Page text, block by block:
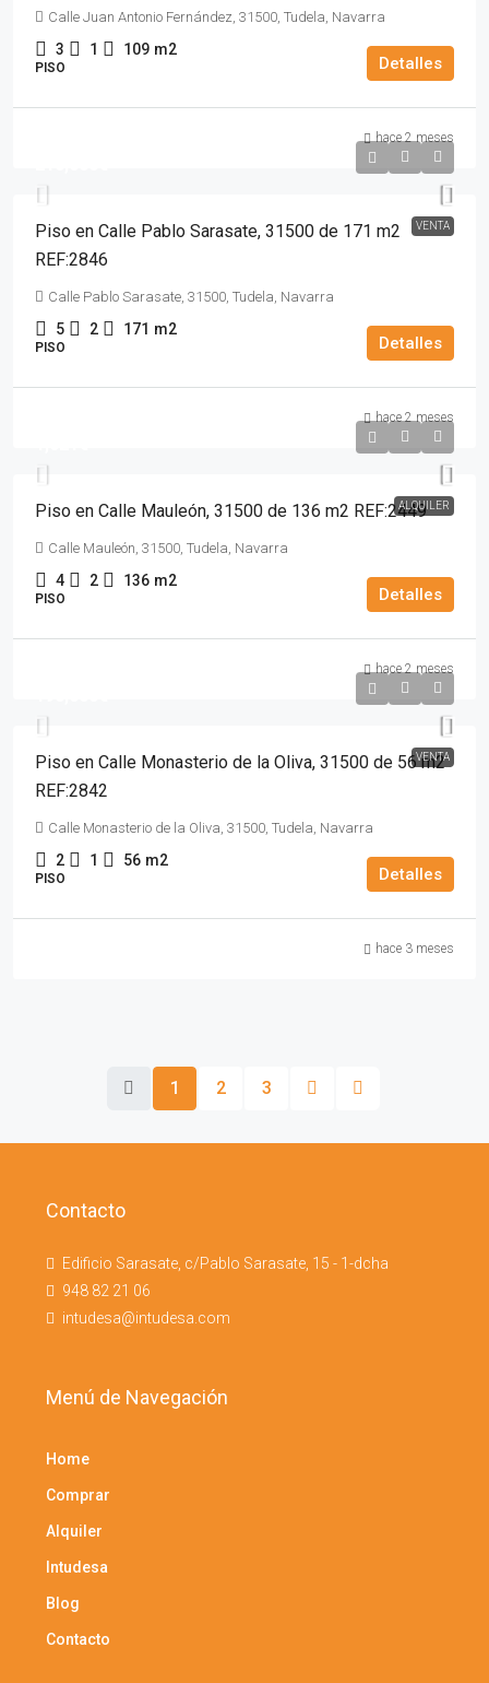
Calle Juan Antonio Fernández, 31500, Tudela, Navarra
3 1 109 m2
PISO Detalles
hace 2 meses
VENTA
Piso en Calle Pablo Sarasate, 31500 de 171 m2
REF:2846
Calle Pablo Sarasate, 31500, Tudela, Navarra
5 2 171 m2
PISO Detalles
hace 2 meses
ALQUILER
Piso en Calle Mauleón, 31500 de 136 m2 REF:2449
Calle Mauleón, 31500, Tudela, Navarra
4 2 136 m2
PISO Detalles
hace 2 meses
VENTA
Piso en Calle Monasterio de la Oliva, 31500 de 56 m2
REF:2842
Calle Monasterio de la Oliva, 31500, Tudela, Navarra
2 1 56 m2
PISO Detalles
hace 3 meses
1 2 3
Contacto
Edificio Sarasate, c/Pablo Sarasate, 15 - 1-dcha
948 82 21 06
intudesa@intudesa.com
Menú de Navegación
Home
Comprar
Alquiler
Intudesa
Blog
Contacto